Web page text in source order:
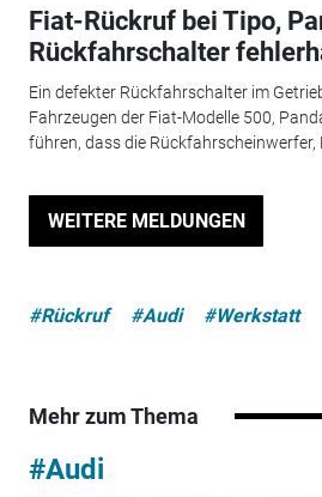
Fiat-Rückruf bei Tipo,
Rückfahrschalter
Ein defekter Rückfahrschalter im
Fahrzeugen der Fiat-Modelle 500,
führen, dass die Rückfahrscheinwerfer,
WEITERE MELDUNGEN
#Rückruf #Audi #Werkstatt
Mehr zum Thema
#Audi